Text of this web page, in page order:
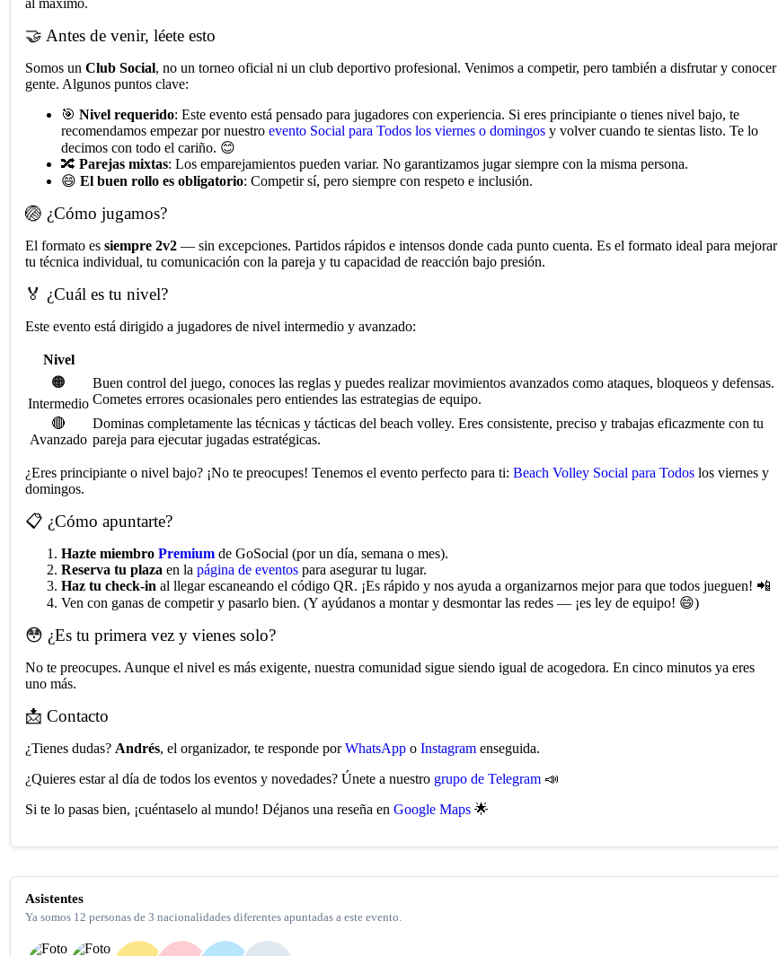
🤝 Antes de venir, léete esto
Somos un Club Social, no un torneo oficial ni un club deportivo profesional. Venimos a competir, pero también a disfrutar y conocer
gente. Algunos puntos clave:
🎯 Nivel requerido: Este evento está pensado para jugadores con experiencia. Si eres principiante o tienes nivel bajo, te
recomendamos empezar por nuestro evento Social para Todos los viernes o domingos y volver cuando te sientas listo. Te lo
decimos con todo el cariño. 😊
🔀 Parejas mixtas: Los emparejamientos pueden variar. No garantizamos jugar siempre con la misma persona.
😄 El buen rollo es obligatorio: Competir sí, pero siempre con respeto e inclusión.
🏐 ¿Cómo jugamos?
El formato es siempre 2v2 — sin excepciones. Partidos rápidos e intensos donde cada punto cuenta. Es el formato ideal para mejorar
tu técnica individual, tu comunicación con la pareja y tu capacidad de reacción bajo presión.
🏅 ¿Cuál es tu nivel?
Este evento está dirigido a jugadores de nivel intermedio y avanzado:
Nivel
🟠
Intermedio
Buen control del juego, conoces las reglas y puedes realizar movimientos avanzados como ataques, bloqueos y defensas.
Cometes errores ocasionales pero entiendes las estrategias de equipo.
🔴
Avanzado
Dominas completamente las técnicas y tácticas del beach volley. Eres consistente, preciso y trabajas eficazmente con tu
pareja para ejecutar jugadas estratégicas.
¿Eres principiante o nivel bajo? ¡No te preocupes! Tenemos el evento perfecto para ti: Beach Volley Social para Todos los viernes y
domingos.
📋 ¿Cómo apuntarte?
Hazte miembro Premium de GoSocial (por un día, semana o mes).
Reserva tu plaza en la página de eventos para asegurar tu lugar.
Haz tu check-in al llegar escaneando el código QR. ¡Es rápido y nos ayuda a organizarnos mejor para que todos jueguen! 📲
Ven con ganas de competir y pasarlo bien. (Y ayúdanos a montar y desmontar las redes — ¡es ley de equipo! 😄)
😳 ¿Es tu primera vez y vienes solo?
No te preocupes. Aunque el nivel es más exigente, nuestra comunidad sigue siendo igual de acogedora. En cinco minutos ya eres
uno más.
📩 Contacto
¿Tienes dudas? Andrés, el organizador, te responde porWhatsApp o Instagram enseguida.
¿Quieres estar al día de todos los eventos y novedades? Únete a nuestro grupo de Telegram 📣
Si te lo pasas bien, ¡cuéntaselo al mundo! Déjanos una reseña en Google Maps 🌟
Asistentes
Ya somos 12 personas de 3 nacionalidades diferentes apuntadas a este evento.